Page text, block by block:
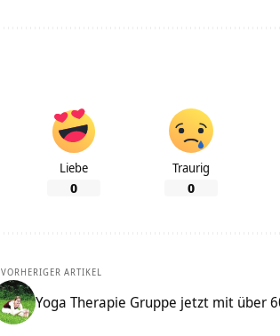
Liebe
0
Traurig
0
VORHERIGER ARTIKEL
Yoga Therapie Gruppe jetzt mit über